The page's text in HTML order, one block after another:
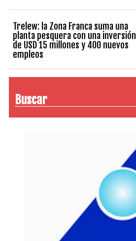
Trelew: la Zona Franca suma una
planta pesquera con una inversión
de USD 15 millones y 400 nuevos
empleos
Buscar